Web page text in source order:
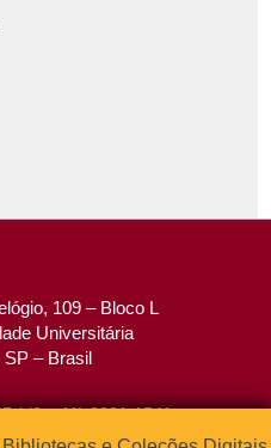
109 – Bloco L
Universitária
SP – Brasil
/ (0xx11) 3091-1541
3091-1567